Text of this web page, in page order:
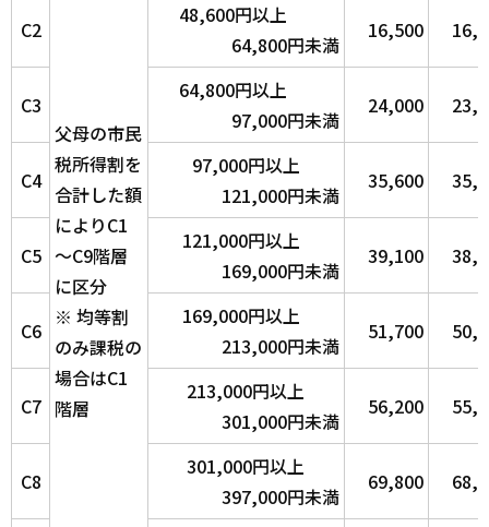
父母の市民
税所得割を
合計した額
によりC1
～C9階層
に区分
※ 均等割
のみ課税の
場合はC1
階層
C2
48,600円以上
64,800円未満
16,500
C3
64,800円以上
97,000円未満
24,000
C4
97,000円以上
121,000円未満
35,600
C5
121,000円以上
169,000円未満
39,100
C6
169,000円以上
213,000円未満
51,700
C7
213,000円以上
301,000円未満
56,200
C8
301,000円以上
397,000円未満
69,800